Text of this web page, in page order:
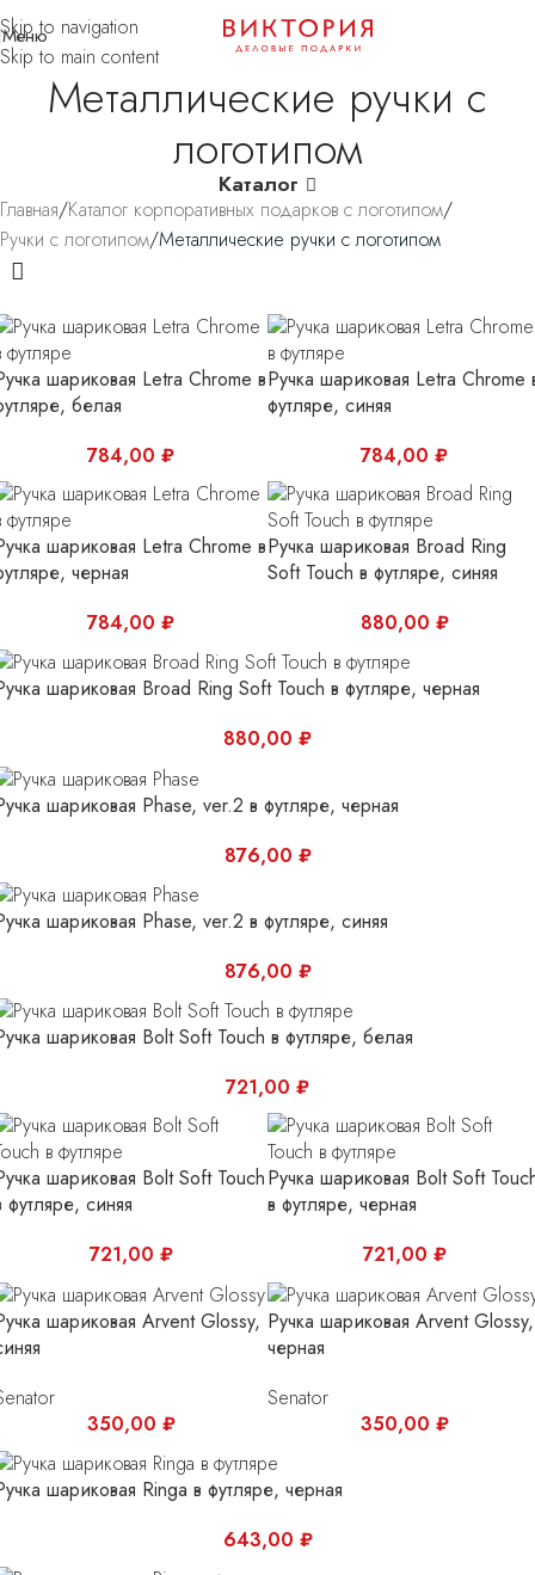
Skip to navigation
Skip to main content
Промосувениры и подарки с логотипом
Меню
Металлические ручки с
логотипом
Каталог
Главная Каталог корпоративных подарков с логотипом
Ручки с логотипом Металлические ручки с логотипом
шариковая Letra Chrome в
белая
784,00 ₽
Ручка шариковая Letra Chrome
футляре, синяя
784,00 ₽
шариковая Letra Chrome в
черная
784,00 ₽
Ручка шариковая Broad Ring
Soft Touch в футляре, синяя
880,00 ₽
шариковая Broad Ring Soft Touch в футляре, черная
880,00 ₽
шариковая Phase, ver.2 в футляре, черная
876,00 ₽
шариковая Phase, ver.2 в футляре, синяя
876,00 ₽
шариковая Bolt Soft Touch в футляре, белая
721,00 ₽
шариковая Bolt Soft Touch
футляре, синяя
721,00 ₽
Ручка шариковая Bolt Soft
в футляре, черная
721,00 ₽
шариковая Arvent Glossy,
350,00 ₽
Ручка шариковая Arvent Glossy,
черная
Senator
350,00 ₽
шариковая Ringa в футляре, черная
643,00 ₽